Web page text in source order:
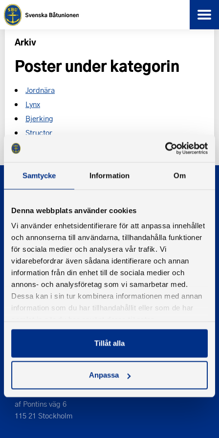
Samtycke Information Om
Denna webbplats använder cookies
Vi använder enhetsidentifierare för att anpassa innehållet
och annonserna till användarna, tillhandahålla funktioner
för sociala medier och analysera vår trafik. Vi
vidarebefordrar även sådana identifierare och annan
information från din enhet till de sociala medier och
annons- och analysföretag som vi samarbetar med.
Dessa kan i sin tur kombinera informationen med annan
information som du har tillhandahållit eller som de har
Tillåt alla
Anpassa
Arkiv
Poster under kategorin
Jordnära
Lynx
Bjerking
Structor
© 2026 - Svenska Båtunionen
Information om cookies
PIGMENT WEBBYRÅ
Kontakta oss
Telefon
E-post
Svenska Båtunionen
af Pontins väg 6
115 21 Stockholm